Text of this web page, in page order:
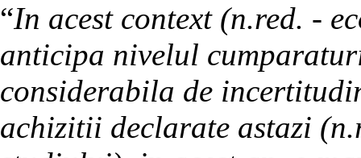
“In acest context (n.red. -
anticipa nivelul
considerabila de
achizitii declarate astazi